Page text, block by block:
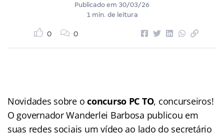
Publicado em 30/03/26
1 min. de leitura
0 0
Novidades sobre oconcurso PC TO, concurseiros!
O governador Wanderlei Barbosa publicou em
suas redes sociais um vídeo ao lado do secretário